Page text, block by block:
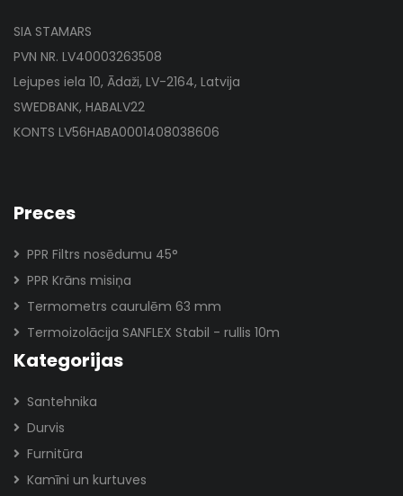
SIA STAMARS
PVN NR. LV40003263508
Lejupes iela 10, Ādaži, LV-2164, Latvija
SWEDBANK, HABALV22
KONTS LV56HABA0001408038606
Preces
PPR Filtrs nosēdumu 45°
PPR Krāns misiņa
Termometrs caurulēm 63 mm
Termoizolācija SANFLEX Stabil - rullis 10m
Kategorijas
Santehnika
Durvis
Furnitūra
Kamīni un kurtuves